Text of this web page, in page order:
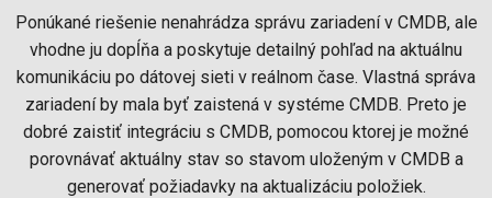
Ponúkané riešenie nenahrádza správu zariadení v CMDB, ale
vhodne ju dopĺňa a poskytuje detailný pohľad na aktuálnu
komunikáciu po dátovej sieti v reálnom čase. Vlastná správa
zariadení by mala byť zaistená v systéme CMDB. Preto je
dobré zaistiť integráciu s CMDB, pomocou ktorej je možné
porovnávať aktuálny stav so stavom uloženým v CMDB a
generovať požiadavky na aktualizáciu položiek.